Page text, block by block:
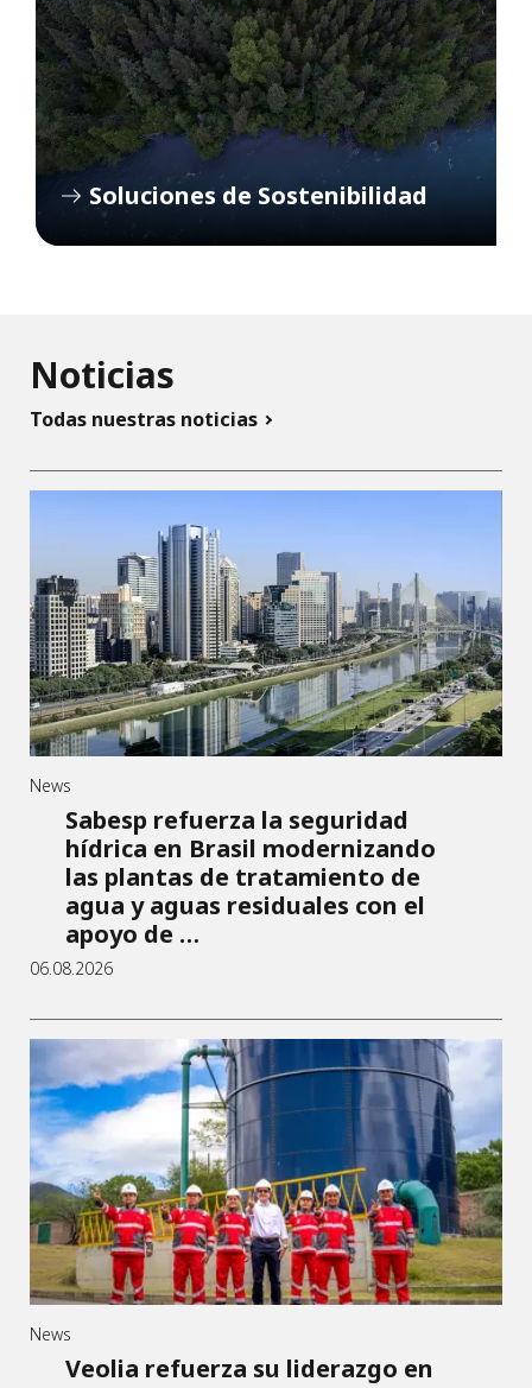
Soluciones de Sostenibilidad
Noticias
Todas nuestras noticias
News
Sabesp refuerza la seguridad
hídrica en Brasil modernizando
las plantas de tratamiento de
agua y aguas residuales con el
apoyo de …
06.08.2026
News
Veolia refuerza su liderazgo en